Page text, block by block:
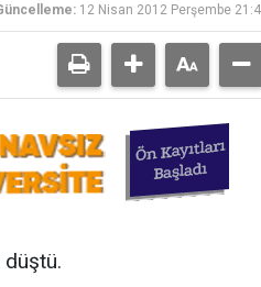
12 Nisan 2012 Perşembe
düştü.